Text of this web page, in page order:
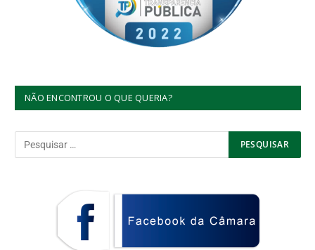
NÃO ENCONTROU O QUE QUERIA?